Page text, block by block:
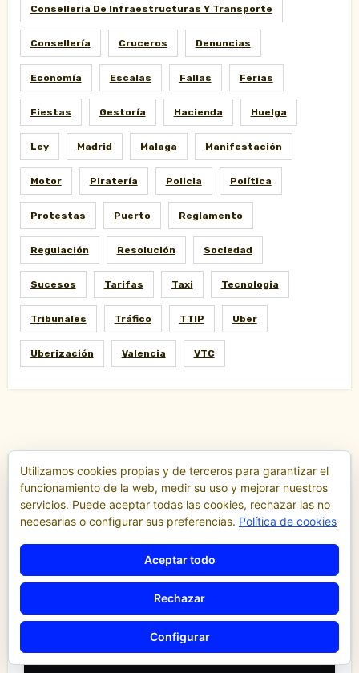
Conselleria De Infraestructuras Y Transporte
Consellería Cruceros Denuncias
Economía Escalas Fallas Ferias
Fiestas Gestoría Hacienda Huelga
Ley Madrid Malaga Manifestación
Motor Piratería Policia Política
Protestas Puerto Reglamento
Regulación Resolución Sociedad
Sucesos Tarifas Taxi Tecnologia
Tribunales Tráfico TTIP Uber
Uberización Valencia VTC
Destacados
Comunicados y notas de prensa
Comunidad Valenciana
Confederación de Autónomos del Taxi de la
Comunidad Valenciana
«El taxi de Alicante muestra su
desánimo tras una reunión
Utilizamos cookies propias y de terceros para garantizar el
funcionamiento de la web, medir su uso y mejorar nuestros
servicios. Puede aceptar todas las cookies, rechazar las no
necesarias o configurar sus preferencias. Política de cookies
Aceptar todo
Rechazar
Configurar